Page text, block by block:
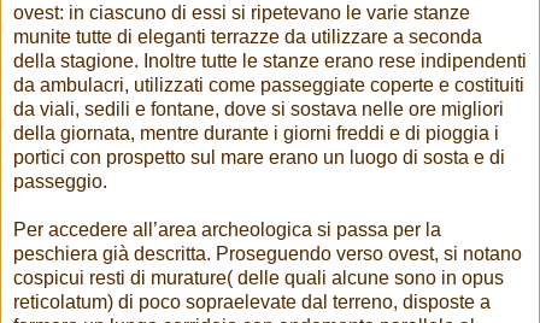
ovest: in ciascuno di essi si ripetevano le varie stanze
munite tutte di eleganti terrazze da utilizzare a seconda
della stagione. Inoltre tutte le stanze erano rese indipendenti
da ambulacri, utilizzati come passeggiate coperte e costituiti
da viali, sedili e fontane, dove si sostava nelle ore migliori
della giornata, mentre durante i giorni freddi e di pioggia i
portici con prospetto sul mare erano un luogo di sosta e di
passeggio.
Per accedere all’area archeologica si passa per la
peschiera già descritta. Proseguendo verso ovest, si notano
cospicui resti di murature( delle quali alcune sono in opus
reticolatum) di poco sopraelevate dal terreno, disposte a